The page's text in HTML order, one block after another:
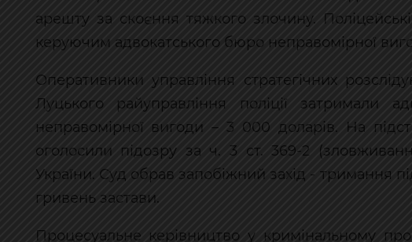
арешту за скоєння тяжкого злочину.
керуючим адвокатського бюро неправомірної
Оперативники управління стратегічних
Луцького райуправління поліції затримали
неправомірної вигоди – 3 000 доларів. На
оголосили підозру за ч. 3 ст. 369-2
України. Суд обрав запобіжний захід - тримання
гривень застави.
Процесуальне керівництво у кримінальному